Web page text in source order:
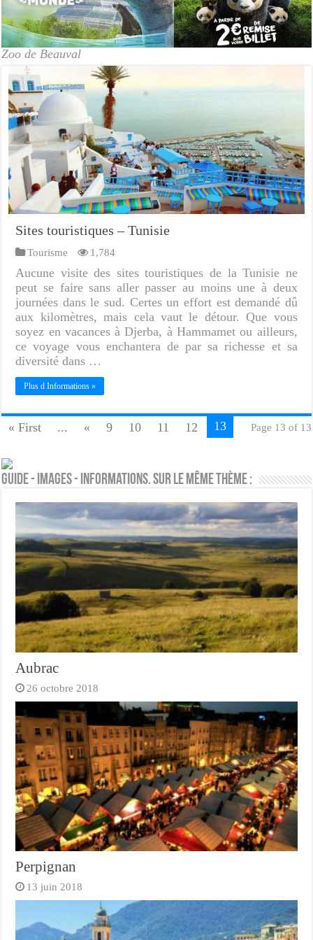
Zoo de Beauval
Sites touristiques – Tunisie
Tourisme 1,784
Aucune visite des sites touristiques de la Tunisie ne
peut se faire sans aller passer au moins une à deux
journées dans le sud. Certes un effort est demandé dû
aux kilomètres, mais cela vaut le détour. Que vous
soyez en vacances à Djerba, à Hammamet ou ailleurs,
ce voyage vous enchantera de par sa richesse et sa
diversité dans …
Plus d Informations »
Page 13 of 13
« First ... « 9 10 11 12 13
Guide - Images - Informations. Sur le même thème :
Aubrac
26 octobre 2018
Perpignan
13 juin 2018